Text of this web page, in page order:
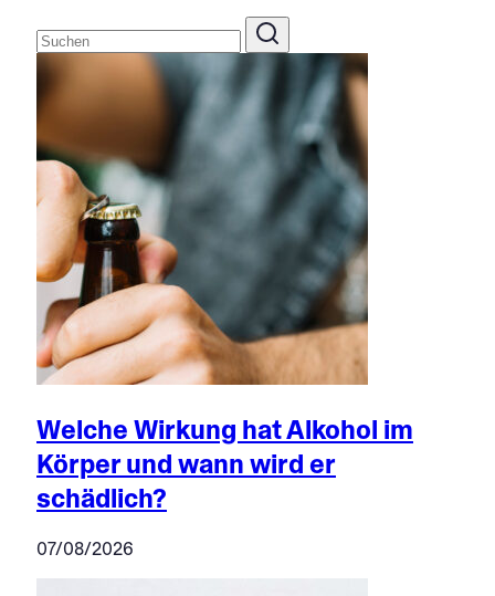
Welche Wirkung hat Alkohol im
Körper und wann wird er
schädlich?
07/08/2026